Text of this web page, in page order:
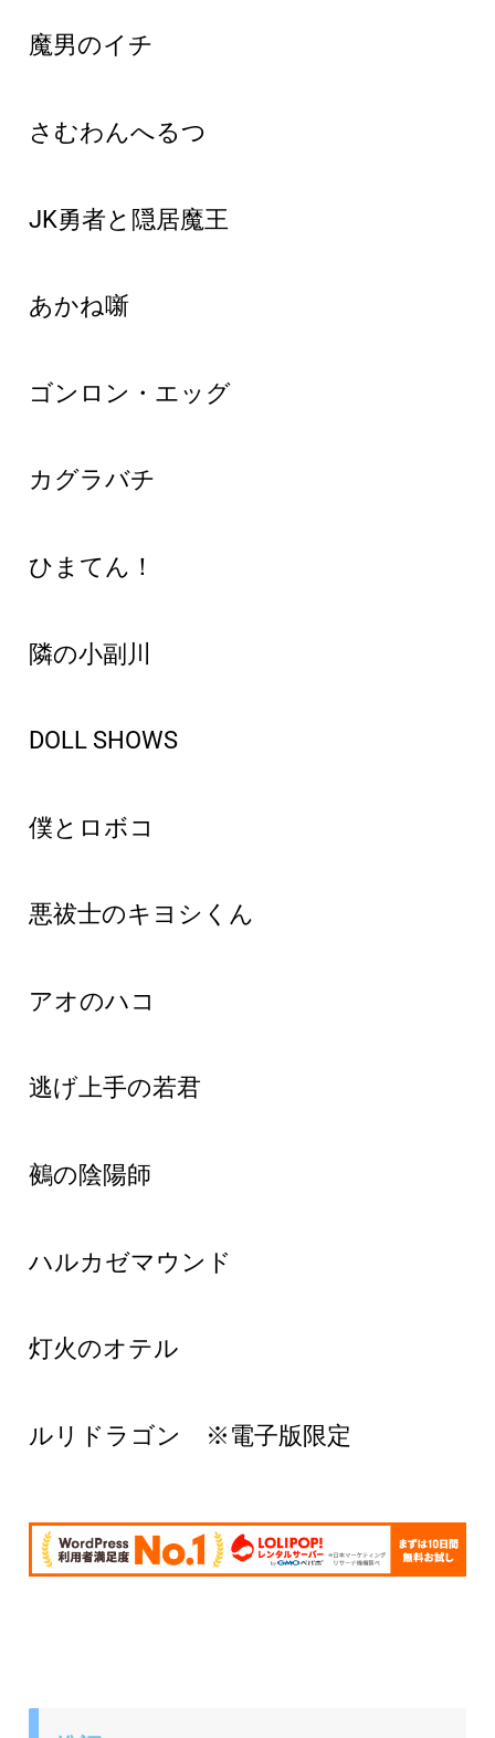
魔男のイチ
さむわんへるつ
JK勇者と隠居魔王
あかね噺
ゴンロン・エッグ
カグラバチ
ひまてん！
隣の小副川
DOLL SHOWS
僕とロボコ
悪祓士のキヨシくん
アオのハコ
逃げ上手の若君
鵺の陰陽師
ハルカゼマウンド
灯火のオテル
ルリドラゴン ※電子版限定